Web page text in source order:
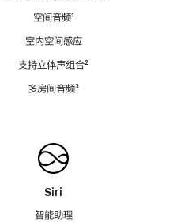
空间音频脚
¹
室内空间感应
支持立体声组合脚
²
多房间音频脚
³
Siri
智能助理